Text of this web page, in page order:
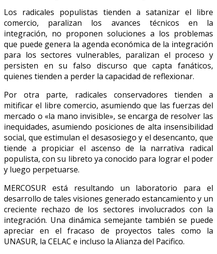
Los radicales populistas tienden a satanizar el libre
comercio, paralizan los avances técnicos en la
integración, no proponen soluciones a los problemas
que puede genera la agenda económica de la integración
para los sectores vulnerables, paralizan el proceso y
persisten en su falso discurso que capta fanáticos,
quienes tienden a perder la capacidad de reflexionar.
Por otra parte, radicales conservadores tienden a
mitificar el libre comercio, asumiendo que las fuerzas del
mercado o «la mano invisible», se encarga de resolver las
inequidades, asumiendo posiciones de alta insensibilidad
social, que estimulan el desasosiego y el desencanto, que
tiende a propiciar el ascenso de la narrativa radical
populista, con su libreto ya conocido para lograr el poder
y luego perpetuarse.
MERCOSUR está resultando un laboratorio para el
desarrollo de tales visiones generado estancamiento y un
creciente rechazo de los sectores involucrados con la
integración. Una dinámica semejante también se puede
apreciar en el fracaso de proyectos tales como la
UNASUR, la CELAC e incluso la Alianza del Pacifico.